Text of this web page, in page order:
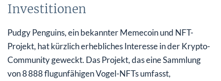
Investitionen
Pudgy Penguins, ein bekannter Memecoin und NFT-
Projekt, hat kürzlich erhebliches Interesse in der Krypto-
Community geweckt. Das Projekt, das eine Sammlung
von 8 888 flugunfähigen Vogel-NFTs umfasst,